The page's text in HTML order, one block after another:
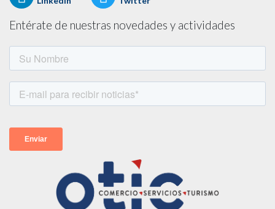
Entérate de nuestras novedades y actividades